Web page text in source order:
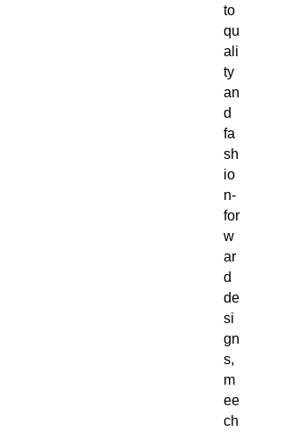
to
qu
ali
ty
an
d
fa
sh
io
n-
for
w
ar
d
de
si
gn
s,
m
ee
ch